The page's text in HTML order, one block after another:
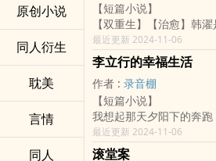
原创小说
同人衍生
耽美
言情
同人
【短篇小说】
【双重生】【治愈】韩
朵高岭之花，长相英俊，
士一批一批败在人家的
韩濯不喜欢女孩子。
许清染刚被渣男甩了没两
医院，还说她要是不去
分钟都得劈死她。
许清染无奈，只能赴了这
许清染：“结婚吗？九块九
最近更新 2024-11-06
李立行的幸福生活
作者 : 录音棚
【短篇小说】
我想起那天夕阳下的奔跑
最近更新 2024-11-06
滚堂案